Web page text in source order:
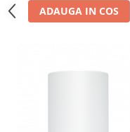
ADAUGA IN COS